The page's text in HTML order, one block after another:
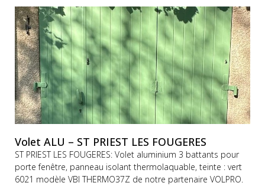
Volet ALU – ST PRIEST LES FOUGERES
ST PRIEST LES FOUGERES: Volet aluminium 3 battants pour
porte fenêtre, panneau isolant thermolaquable, teinte : vert
6021 modèle VBI THERMO37Z de notre partenaire VOLPRO.